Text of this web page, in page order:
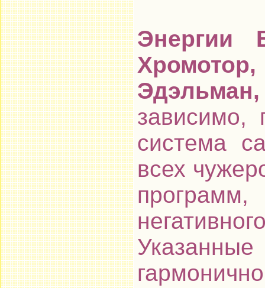
Энергии
зависимо,
система
всех